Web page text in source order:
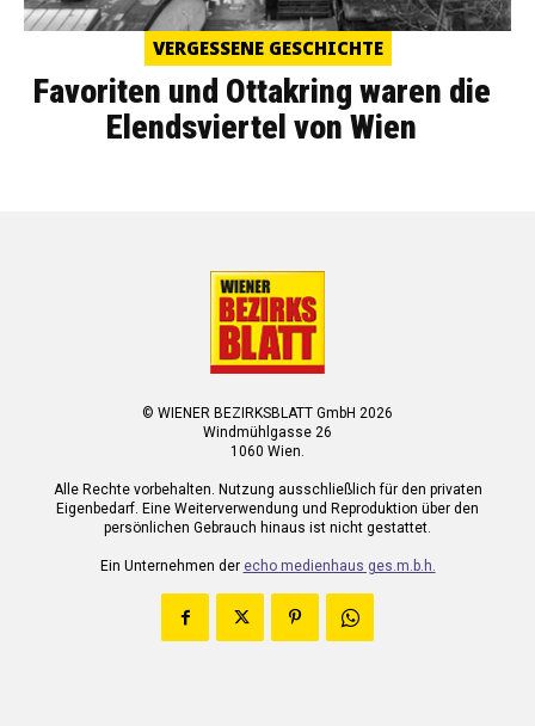
VERGESSENE GESCHICHTE
Favoriten und Ottakring waren die
Elendsviertel von Wien
© WIENER BEZIRKSBLATT GmbH 2026
Windmühlgasse 26
1060 Wien.
Alle Rechte vorbehalten. Nutzung ausschließlich für den privaten
Eigenbedarf. Eine Weiterverwendung und Reproduktion über den
persönlichen Gebrauch hinaus ist nicht gestattet.
Ein Unternehmen der echo medienhaus ges.m.b.h.